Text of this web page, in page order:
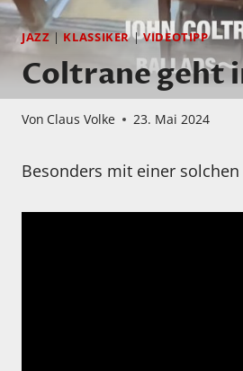
JAZZ | KLASSIKER|VIDEOTIPP
Coltrane geht
Von Claus Volke 23. Mai 2024
Besonders mit einer